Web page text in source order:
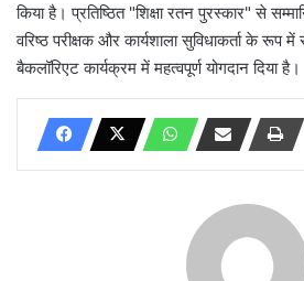
किया है। प्रतिष्ठित "शिक्षा रतन पुरस्कार" से
वरिष्ठ परीक्षक और कार्यशाला सुविधाकर्ता के रूप में
बैकलॉरिएट कार्यक्रम में महत्वपूर्ण योगदान दिया है।